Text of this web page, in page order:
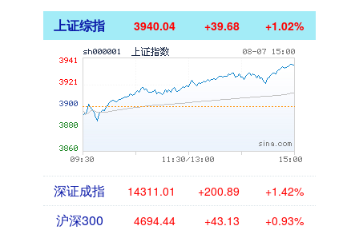
上证综指 3940.04 +39.68 +1.02%
深证成指 14311.01 +200.89 +1.42%
沪深300 4694.44 +43.13 +0.93%